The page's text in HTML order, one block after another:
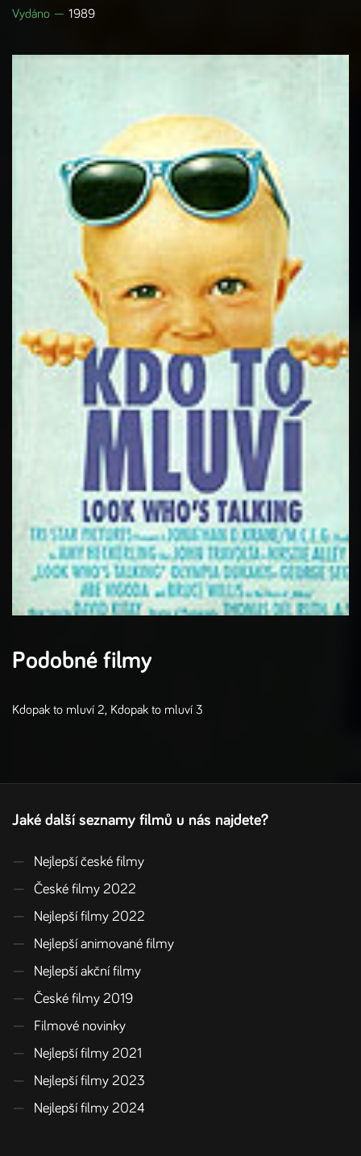
Vydáno — 1989
Podobné filmy
Kdopak to mluví 2, Kdopak to mluví 3
Jaké další seznamy filmů u nás najdete?
—
Nejlepší české filmy
—
České filmy 2022
—
Nejlepší filmy 2022
—
Nejlepší animované filmy
—
Nejlepší akční filmy
—
České filmy 2019
—
Filmové novinky
—
Nejlepší filmy 2021
—
Nejlepší filmy 2023
—
Nejlepší filmy 2024